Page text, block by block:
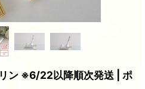
ン ※6/22以降順次発送 | ポ